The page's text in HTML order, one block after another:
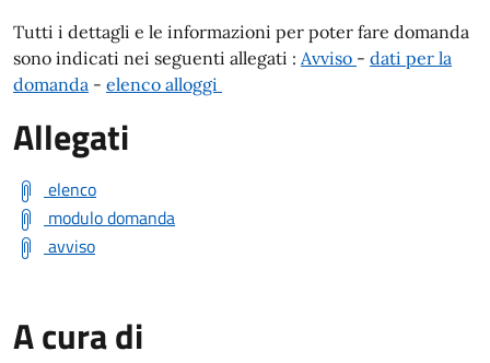
Tutti i dettagli e le informazioni per poter fare domanda
sono indicati nei seguenti allegati : Avviso - dati per la
domanda - elenco alloggi
Allegati
elenco
modulo domanda
avviso
A cura di